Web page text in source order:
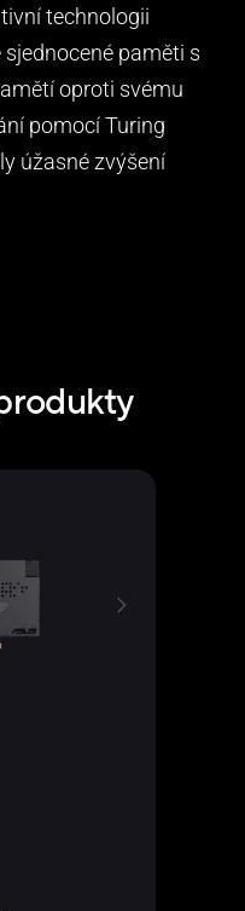
technologii
paměti s
oproti svému
pomocí Turing
úžasné zvýšení